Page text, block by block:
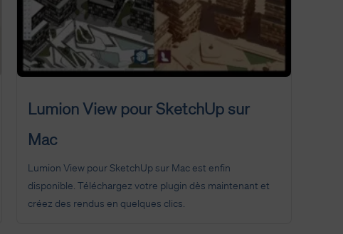
Lumion View pour SketchUp sur
Mac
Lumion View pour SketchUp sur Mac est enfin
disponible. Téléchargez votre plugin dès maintenant et
créez des rendus en quelques clics.